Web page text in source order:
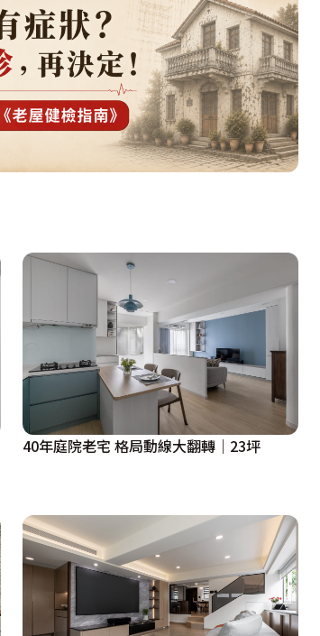
40年庭院老宅 格局動線大翻轉｜23坪